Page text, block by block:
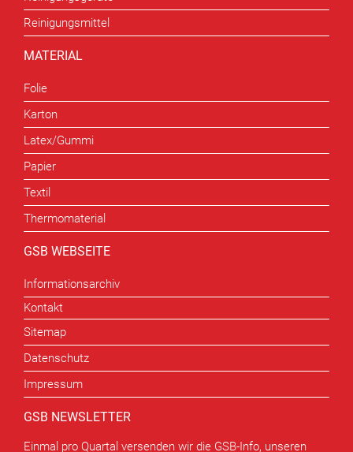
Reinigungsmittel
MATERIAL
Folie
Karton
Latex/Gummi
Papier
Textil
Thermomaterial
GSB WEBSEITE
Informationsarchiv
Kontakt
Sitemap
Datenschutz
Impressum
GSB NEWSLETTER
Einmal pro Quartal versenden wir die GSB-Info, unseren